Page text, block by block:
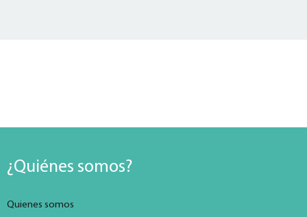
¿Quiénes somos?
Quienes somos